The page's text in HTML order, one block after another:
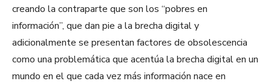
creando la contraparte que son los “pobres en
información”, que dan pie a la brecha digital y
adicionalmente se presentan factores de obsolescencia
como una problemática que acentúa la brecha digital en un
mundo en el que cada vez más información nace en